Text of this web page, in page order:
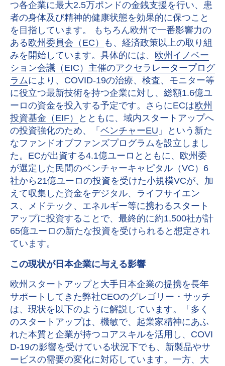
つ各企業に最大2.5万ポンドの金銭支援を行い、患
者の身体及び精神的健康状態を効果的に保つこと
を目指しています。 もちろん欧州で一番影響力の
ある欧州委員会（EC）
も、経済政策以上の取り組
みを開始しています。具体的には、 欧州イノベー
ション会議（EIC）主催のアクセラレータープログ
ラムにより、COVID-19の治療、検査、モニター等
に役立つ最新技術を持つ企業に対し、総額1.6億ユ
ーロの資金を投入する予定です。さらにECは欧州
投資基金（EIF）
とともに、域内スタートアップへ
の投資強化のため、「 ベンチャーEU 」という新た
なファンドオブファンズプログラムを設立しまし
た。ECが出資する4.1億ユーロとともに、欧州委
が選定した民間のベンチャーキャピタル（VC）6
社から21億ユーロの投資を受けた小規模VCが、加
えて収集した資金をデジタル、ライフサイエン
ス、メドテック、エネルギー等に携わるスタート
アップに投資することで、最終的に約1,500社が計
65億ユーロの新たな投資を受けられると想定され
ています。
この現状が日本企業に与える影響
欧州スタートアップと大手日本企業の提携を長年
サポートしてきた弊社CEOのグレゴリー・サッチ
は、現状を以下のように解説しています。「多く
のスタートアップは、機敏で、起業家精神にあふ
れた本質と企業が持つコアスキルを活用し、COVI
D-19の影響を受けている状況下でも、新製品やサ
ービスの需要の変化に対応しています。一方、大